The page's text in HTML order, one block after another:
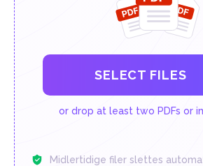
SELECT FILES
or drop at least two PDFs or
Midlertidige filer slettes